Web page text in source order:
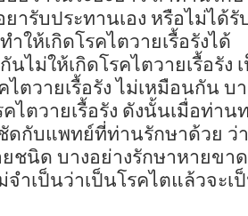
ารับประทานเอง หรือไม่ได้
ห้เกิดโรคไตวายเรื้อรังได้
ไม่ให้เกิดโรคไตวายเรื้อรัง
ตวายเรื้อรัง ไม่เหมือนกัน บา
ไตวายเรื้อรัง ดังนั้นเมื่อท่าน
กับแพทย์ที่ท่านรักษาด้วย ว่
นิด บางอย่างรักษาหายขาด
เป็นว่าเป็นโรคไตแล้วจะเป็